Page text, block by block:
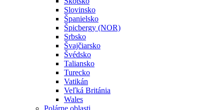
Slovinsko
Španielsko
Špicbergy (NOR)
Srbsko
Švajčiarsko
Švédsko
Taliansko
Turecko
Vatikán
Veľká Británia
Wales
Polárne oblasti